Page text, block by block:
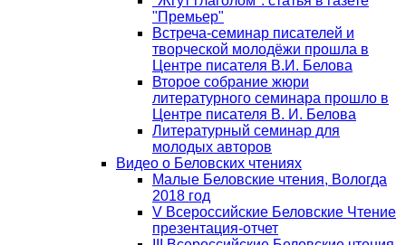
"Премьер"
Встреча-семинар писателей и
творческой молодёжи прошла в
Центре писателя В.И. Белова
Второе собрание жюри
литературного семинара прошло в
Центре писателя В. И. Белова
Литературный семинар для
молодых авторов
Видео о Беловских чтениях
Малые Беловские чтения, Вологда
2018 год
V Всероссийские Беловские Чтение
презентация-отчет